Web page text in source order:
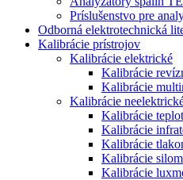
Príslušenstvo pre
Odborná elektrotechnická
Kalibrácie prístrojov
Kalibrácie elektrické
Kalibrácie
Kalibrácie
Kalibrácie
Kalibrácie
Kalibrácie
Kalibrácie
Kalibrácie
Kalibrácie